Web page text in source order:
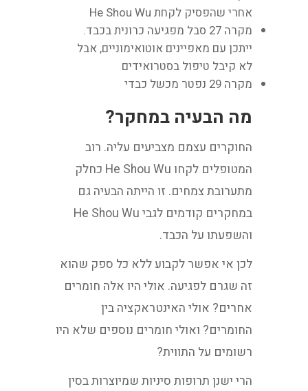
אחרי שהפסיק לקחת He Shou Wu
מקרה 27 סבל מפגיעה כרונית בכבד.
ייתכן עם מאפיינים אוטואימוניים, אבל
לא קיבל טיפול בסטרואידים
מקרה 29 נפטר מכשל כבדי
מה הבעיה במחקר?
החוקרים עצמם מצביעים עליה. רוב
המטופלים לקחו He Shou Wu כחלק
מתערובת צמחים. זו הייתה הבעיה גם
במחקרים קודמים לגבי He Shou Wu
והשפעתו על הכבד.
לכן אי אפשר לקבוע ללא כל ספק שהוא
זה שגרם לפגיעה. אולי היו אלה חומרים
אחרים? אולי האינטראקציה בין
החומרים? ואולי חומרים נוספים שלא היו
רשומים על התווית?
הרי ישנן תרופות סיניות שמיוצרות בסין